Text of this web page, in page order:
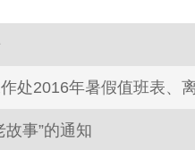
处2016年暑假值班表、
故事”的通知